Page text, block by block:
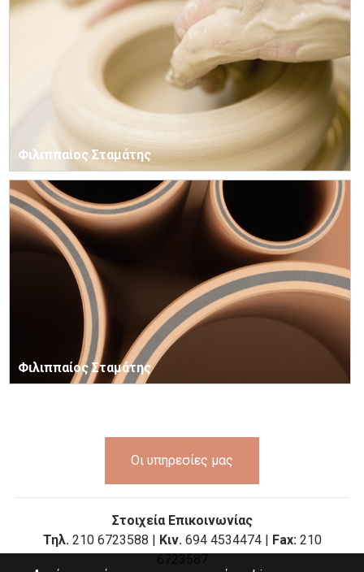
Φιλιππαίος Σταμάτης
Φιλιππαίος Σταμάτης
Οι υπηρεσίες μας
Στοιχεία Επικοινωνίας
Τηλ.210 6723588 | Κιν.694 4534474 | Fax:210